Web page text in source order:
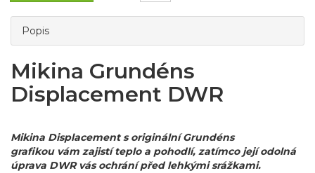
Popis
Mikina Grundéns
Displacement DWR
Mikina Displacement s originální Grundéns
grafikou vám zajistí teplo a pohodlí, zatímco její odolná
úprava DWR vás ochrání před lehkými srážkami.